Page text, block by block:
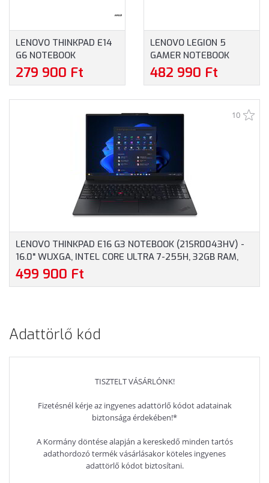
LENOVO THINKPAD E14
G6 NOTEBOOK
(21M3002FCX) - 14.0"
WUXGA, AMD RYZEN 5-
PROFESSIONAL, 3 ÉV
GARANCIA, FEKETE
279 900 Ft
LENOVO LEGION 5
GAMER NOTEBOOK
(83DG00FNHV) - 16.0"
WQXGA, INTEL CORE I5-
GEFORCE RTX 4050
6GB, MAGYAR
BILLENTYŰZET,
OPERÁCIÓS RENDSZER
NÉLKÜL, 3 ÉV GARANCIA,
SZÜRKE SZÍNBEN
482 990 Ft
10
LENOVO THINKPAD E16 G3 NOTEBOOK (21SR0043HV) -
16.0" WUXGA, INTEL CORE ULTRA 7-255H, 32GB RAM,
1TB SSD, MAGYAR BILLENTYŰZET, WINDOWS 11
PROFESSIONAL, 3 ÉV GARANCIA, FEKETE SZÍNBEN
499 900 Ft
Adattörlő kód
TISZTELT VÁSÁRLÓNK!
Fizetésnél kérje az ingyenes adattörlő kódot adatainak
biztonsága érdekében!*
A Kormány döntése alapján a kereskedő minden tartós
adathordozó termék vásárlásakor köteles ingyenes
adattörlő kódot biztosítani.